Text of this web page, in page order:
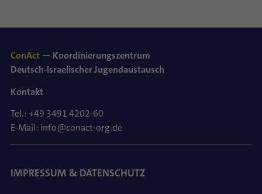
ConAct — Koordinierungszentrum
Deutsch-Israelischer Jugendaustausch
Kontakt
Tel.: +49 3491 4202-60
E-Mail: info@conact-org.de
IMPRESSUM & DATENSCHUTZ